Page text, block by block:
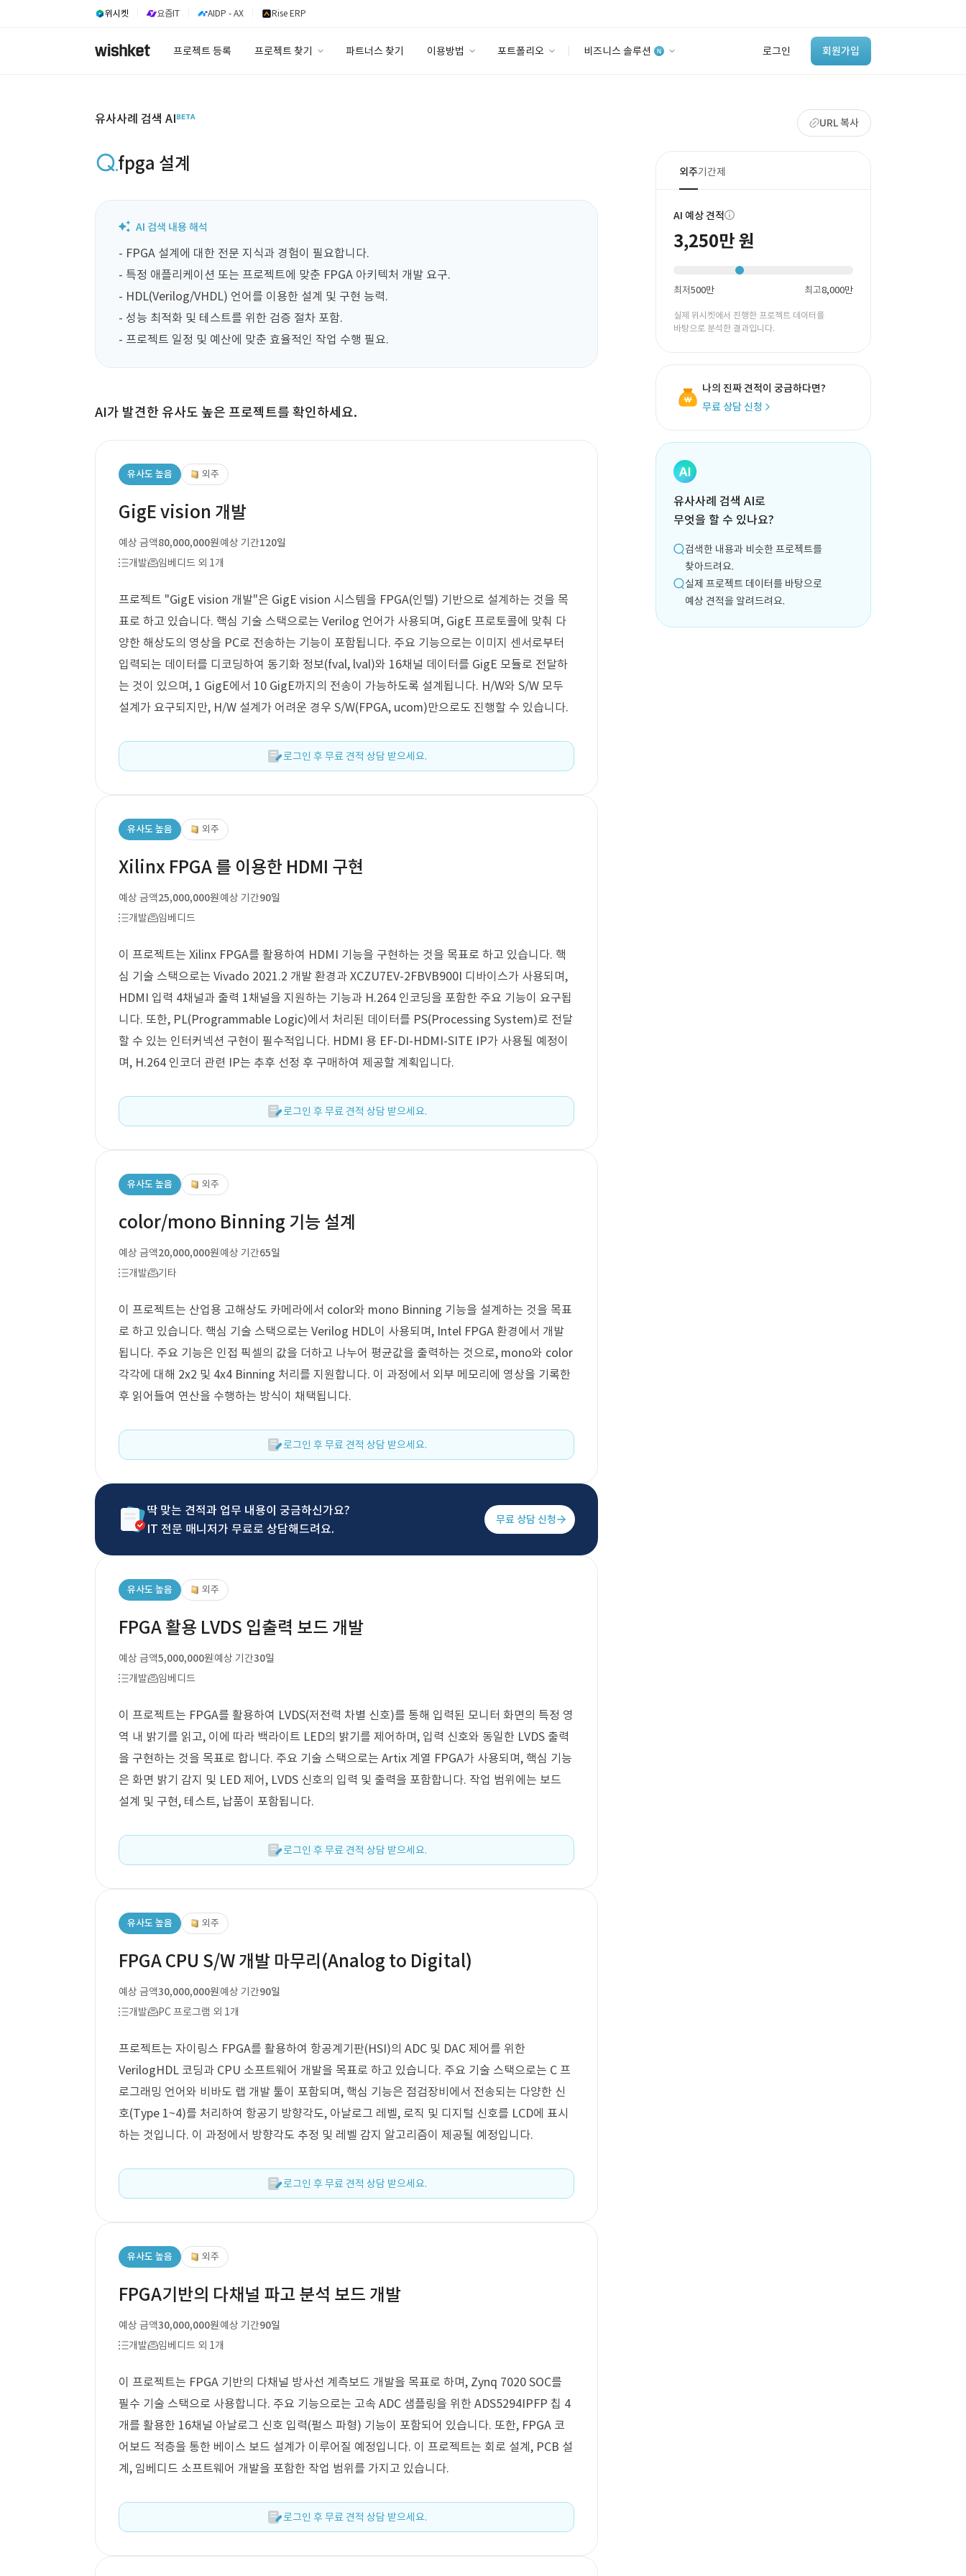
위시켓 요즘IT AIDP - AX Rise ERP
프로젝트 등록 프로젝트 찾기 파트너스 찾기 이용방법 포트폴리오 비즈니스 솔루션 로그인 회원가입
‘이런 거’ 만들어본
개발 회사 있어?
바로가기
유사사례 검색 AI URL 복사
fpga 설계
- FPGA 설계에 대한 전문 지식과 경험이 필요합니다.
- 특정 애플리케이션 또는 프로젝트에 맞춘 FPGA 아키텍처 개발 요구.
- HDL(Verilog/VHDL) 언어를 이용한 설계 및 구현 능력.
- 성능 최적화 및 테스트를 위한 검증 절차 포함.
- 프로젝트 일정 및 예산에 맞춘 효율적인 작업 수행 필요.
AI가 발견한 유사도 높은 프로젝트를 확인하세요.
유사도 높음 외주
GigE vision 개발
예상 금액80,000,000원예상 기간120일
개발
임베디드 외 1개
프로젝트 "GigE vision 개발"은 GigE vision 시스템을 FPGA(인텔) 기반으로 설계하는 것을 목
표로 하고 있습니다. 핵심 기술 스택으로는 Verilog 언어가 사용되며, GigE 프로토콜에 맞춰 다
양한 해상도의 영상을 PC로 전송하는 기능이 포함됩니다. 주요 기능으로는 이미지 센서로부터
입력되는 데이터를 디코딩하여 동기화 정보(fval, lval)와 16채널 데이터를 GigE 모듈로 전달하
는 것이 있으며, 1 GigE에서 10 GigE까지의 전송이 가능하도록 설계됩니다. H/W와 S/W 모두
설계가 요구되지만, H/W 설계가 어려운 경우 S/W(FPGA, ucom)만으로도 진행할 수 있습니다.
로그인 후 무료 견적 상담 받으세요.
유사도 높음 외주
Xilinx FPGA 를 이용한 HDMI 구현
예상 금액25,000,000원예상 기간90일
개발
임베디드
이 프로젝트는 Xilinx FPGA를 활용하여 HDMI 기능을 구현하는 것을 목표로 하고 있습니다. 핵
심 기술 스택으로는 Vivado 2021.2 개발 환경과 XCZU7EV-2FBVB900I 디바이스가 사용되며,
HDMI 입력 4채널과 출력 1채널을 지원하는 기능과 H.264 인코딩을 포함한 주요 기능이 요구됩
니다. 또한, PL(Programmable Logic)에서 처리된 데이터를 PS(Processing System)로 전달
할 수 있는 인터커넥션 구현이 필수적입니다. HDMI 용 EF-DI-HDMI-SITE IP가 사용될 예정이
며, H.264 인코더 관련 IP는 추후 선정 후 구매하여 제공할 계획입니다.
로그인 후 무료 견적 상담 받으세요.
유사도 높음 외주
color/mono Binning 기능 설계
예상 금액20,000,000원예상 기간65일
개발
기타
이 프로젝트는 산업용 고해상도 카메라에서 color와 mono Binning 기능을 설계하는 것을 목표
로 하고 있습니다. 핵심 기술 스택으로는 Verilog HDL이 사용되며, Intel FPGA 환경에서 개발
됩니다. 주요 기능은 인접 픽셀의 값을 더하고 나누어 평균값을 출력하는 것으로, mono와 color
각각에 대해 2x2 및 4x4 Binning 처리를 지원합니다. 이 과정에서 외부 메모리에 영상을 기록한
후 읽어들여 연산을 수행하는 방식이 채택됩니다.
로그인 후 무료 견적 상담 받으세요.
딱 맞는 견적과 업무 내용이 궁금하신가요?
IT 전문 매니저가 무료로 상담해드려요.
무료 상담 신청
유사도 높음 외주
FPGA 활용 LVDS 입출력 보드 개발
예상 금액5,000,000원예상 기간30일
개발
임베디드
이 프로젝트는 FPGA를 활용하여 LVDS(저전력 차별 신호)를 통해 입력된 모니터 화면의 특정 영
역 내 밝기를 읽고, 이에 따라 백라이트 LED의 밝기를 제어하며, 입력 신호와 동일한 LVDS 출력
을 구현하는 것을 목표로 합니다. 주요 기술 스택으로는 Artix 계열 FPGA가 사용되며, 핵심 기능
은 화면 밝기 감지 및 LED 제어, LVDS 신호의 입력 및 출력을 포함합니다. 작업 범위에는 보드
설계 및 구현, 테스트, 납품이 포함됩니다.
로그인 후 무료 견적 상담 받으세요.
유사도 높음 외주
FPGA CPU S/W 개발 마무리(Analog to Digital)
예상 금액30,000,000원예상 기간90일
개발
PC 프로그램 외 1개
프로젝트는 자이링스 FPGA를 활용하여 항공계기판(HSI)의 ADC 및 DAC 제어를 위한
VerilogHDL 코딩과 CPU 소프트웨어 개발을 목표로 하고 있습니다. 주요 기술 스택으로는 C 프
로그래밍 언어와 비바도 랩 개발 툴이 포함되며, 핵심 기능은 점검장비에서 전송되는 다양한 신
호(Type 1~4)를 처리하여 항공기 방향각도, 아날로그 레벨, 로직 및 디지털 신호를 LCD에 표시
하는 것입니다. 이 과정에서 방향각도 추정 및 레벨 감지 알고리즘이 제공될 예정입니다.
로그인 후 무료 견적 상담 받으세요.
유사도 높음 외주
FPGA기반의 다채널 파고 분석 보드 개발
예상 금액30,000,000원예상 기간90일
개발
임베디드 외 1개
이 프로젝트는 FPGA 기반의 다채널 방사선 계측보드 개발을 목표로 하며, Zynq 7020 SOC를
필수 기술 스택으로 사용합니다. 주요 기능으로는 고속 ADC 샘플링을 위한 ADS5294IPFP 칩 4
개를 활용한 16채널 아날로그 신호 입력(펄스 파형) 기능이 포함되어 있습니다. 또한, FPGA 코
어보드 적층을 통한 베이스 보드 설계가 이루어질 예정입니다. 이 프로젝트는 회로 설계, PCB 설
계, 임베디드 소프트웨어 개발을 포함한 작업 범위를 가지고 있습니다.
로그인 후 무료 견적 상담 받으세요.
외주기간제
AI 예상 견적
3,250만 원
최저500만 최고8,000만
실제 위시켓에서 진행한 프로젝트 데이터를
바탕으로 분석한 결과입니다.
나의 진짜 견적이 궁금하다면?
무료 상담 신청
유사사례 검색 AI로
무엇을 할 수 있나요?
검색한 내용과 비슷한 프로젝트를
찾아드려요.
실제 프로젝트 데이터를 바탕으로
예상 견적을 알려드려요.